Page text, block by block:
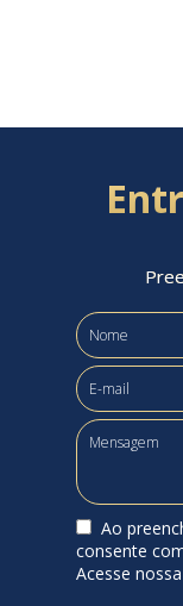
Ao
consente
Acesse nossa